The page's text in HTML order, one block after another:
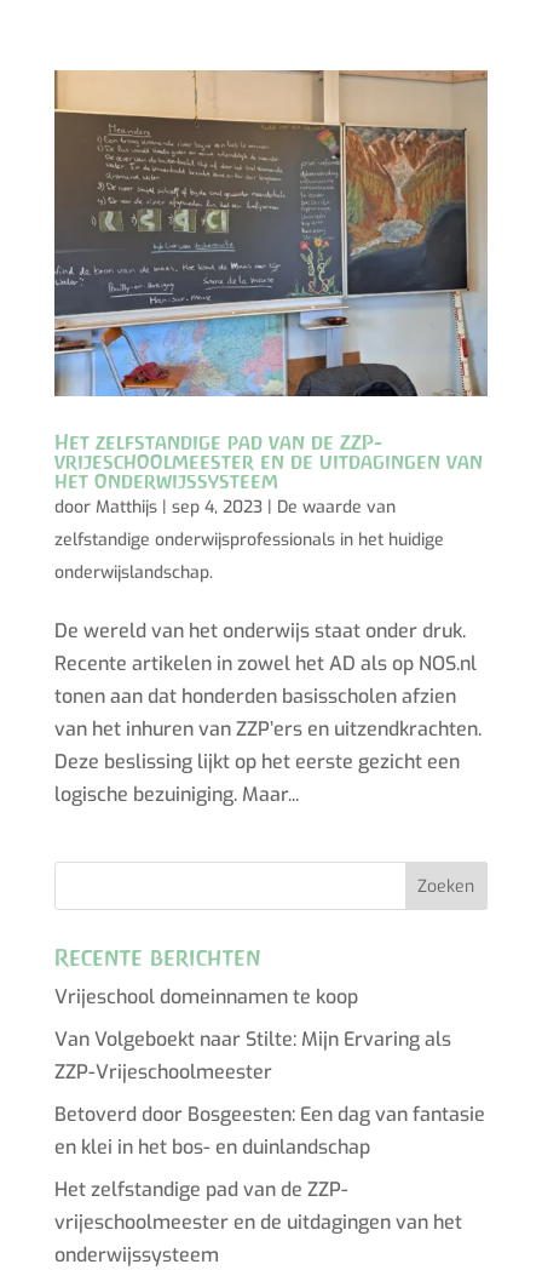
Het zelfstandige pad van de ZZP-
vrijeschoolmeester en de uitdagingen van
het onderwijssysteem
door Matthijs| sep 4, 2023| De waarde van
zelfstandige onderwijsprofessionals in het huidige
onderwijslandschap.
De wereld van het onderwijs staat onder druk.
Recente artikelen in zowel het AD als op NOS.nl
tonen aan dat honderden basisscholen afzien
van het inhuren van ZZP’ers en uitzendkrachten.
Deze beslissing lijkt op het eerste gezicht een
logische bezuiniging. Maar...
Recente berichten
Vrijeschool domeinnamen te koop
Van Volgeboekt naar Stilte: Mijn Ervaring als
ZZP-Vrijeschoolmeester
Betoverd door Bosgeesten: Een dag van fantasie
en klei in het bos- en duinlandschap
Het zelfstandige pad van de ZZP-
vrijeschoolmeester en de uitdagingen van het
onderwijssysteem